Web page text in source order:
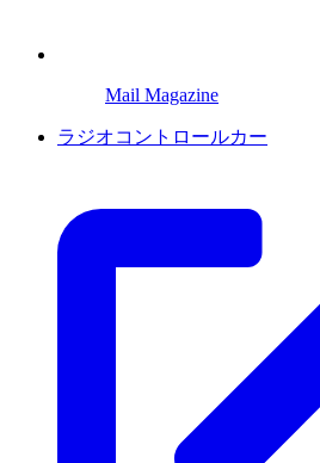
Mail Magazine
ラジオコントロールカー